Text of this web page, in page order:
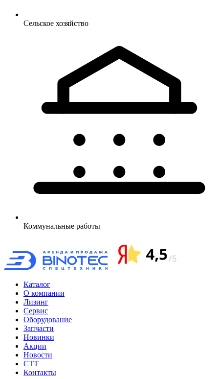
Сельское хозяйство
Коммунальные работы
Каталог
О компании
Лизинг
Сервис
Оборудование
Запчасти
Новинки
Акции
Новости
CTT
Контакты